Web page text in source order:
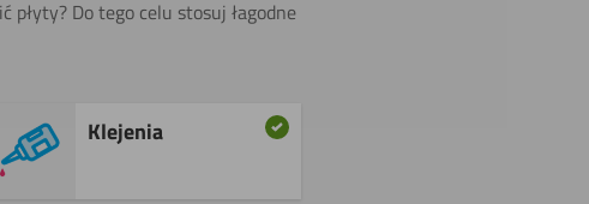
Do tego celu stosuj łagodne
Klejenia